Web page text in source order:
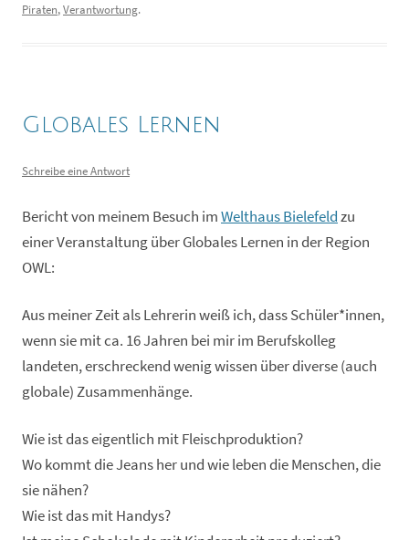
Piraten,Verantwortung.
Globales Lernen
Schreibe eine Antwort
Bericht von meinem Besuch imWelthaus Bielefeldzu
einer Veranstaltung über Globales Lernen in der Region
OWL:
Aus meiner Zeit als Lehrerin weiß ich, dass Schüler*innen,
wenn sie mit ca. 16 Jahren bei mir im Berufskolleg
landeten, erschreckend wenig wissen über diverse (auch
globale) Zusammenhänge.
Wie ist das eigentlich mit Fleischproduktion?
Wo kommt die Jeans her und wie leben die Menschen, die
sie nähen?
Wie ist das mit Handys?